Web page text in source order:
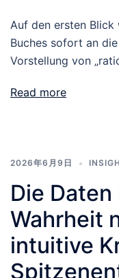
Auf den ersten
Buches sofort an
Vorstellung von
Read more
2026年6月9日
Die
Wahrheit
intuitive